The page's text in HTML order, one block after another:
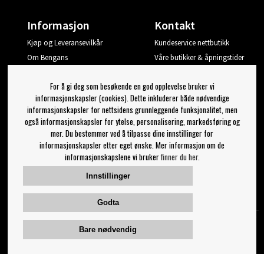
Informasjon
Kjøp og Leveransevilkår
Om Bengans
Kontakt
Kundeservice nettbutikk
Våre butikker & åpningstider
Logg ut
Jeg vil ha tips fra Bengans
OK
Innstillinger for nyhetsbrev
Følg oss på:
For å gi deg som besøkende en god opplevelse bruker vi
informasjonskapsler (cookies). Dette inkluderer både nødvendige
informasjonskapsler for nettsidens grunnleggende funksjonalitet, men
også informasjonskapsler for ytelse, personalisering, markedsføring og
mer. Du bestemmer ved å tilpasse dine innstillinger for
informasjonskapsler etter eget ønske. Mer informasjon om de
informasjonskapslene vi brukerfinner du her.
Innstillinger
Godta
Bare nødvendig